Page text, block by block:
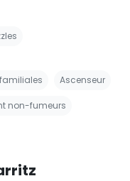
Ascenseur
non-fumeurs